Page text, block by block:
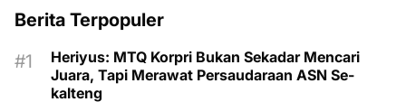
Berita Terpopuler
Heriyus: MTQ Korpri Bukan Sekadar Mencari
Juara, Tapi Merawat Persaudaraan ASN Se-
kalteng